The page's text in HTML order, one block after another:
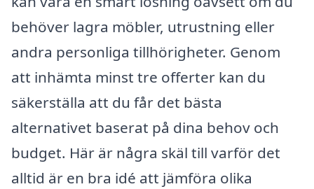
behöver lagra möbler, utrustning eller
andra personliga tillhörigheter. Genom
att inhämta minst tre offerter kan du
säkerställa att du får det bästa
alternativet baserat på dina behov och
budget. Här är några skäl till varför det
alltid är en bra idé att jämföra olika